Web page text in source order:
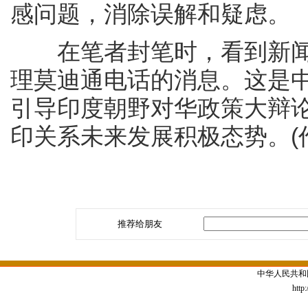
感问题，消除误解和疑虑。
在笔者封笔时，看到新闻
理莫迪通电话的消息。这是
引导印度朝野对华政策大辩
印关系未来发展积极态势。
推荐给朋友
中华人民共